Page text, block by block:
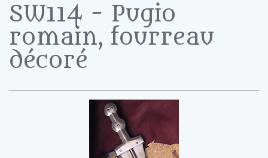
SW114 - Pugio
romain, fourreau
décoré